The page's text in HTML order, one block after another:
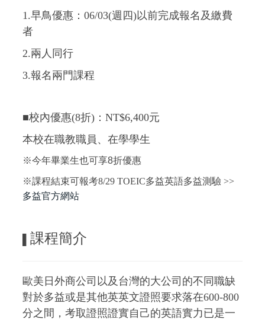
1.早鳥優惠：06/03(週四)以前完成報名及繳費
者
2.兩人同行
3.報名兩門課程
■校內優惠(8折)：NT$6,400元
本校在職教職員、在學學生
※今年畢業生也可享8折優惠
※課程結束可報考8/29 TOEIC多益英語多益測驗 >>
多益官方網站
課程簡介
歐美日外商公司以及台灣的大公司的不同職缺
對於多益或是其他英英文證照要求落在600-800
分之間，考取證照證實自己的英語實力已是一